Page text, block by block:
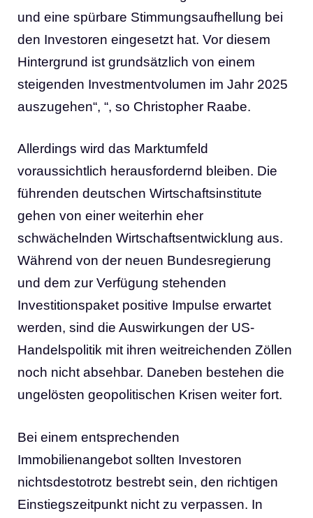
und eine spürbare Stimmungsaufhellung bei
den Investoren eingesetzt hat. Vor diesem
Hintergrund ist grundsätzlich von einem
steigenden Investmentvolumen im Jahr 2025
auszugehen“, “, so Christopher Raabe.
Allerdings wird das Marktumfeld
voraussichtlich herausfordernd bleiben. Die
führenden deutschen Wirtschaftsinstitute
gehen von einer weiterhin eher
schwächelnden Wirtschaftsentwicklung aus.
Während von der neuen Bundesregierung
und dem zur Verfügung stehenden
Investitionspaket positive Impulse erwartet
werden, sind die Auswirkungen der US-
Handelspolitik mit ihren weitreichenden Zöllen
noch nicht absehbar. Daneben bestehen die
ungelösten geopolitischen Krisen weiter fort.
Bei einem entsprechenden
Immobilienangebot sollten Investoren
nichtsdestotrotz bestrebt sein, den richtigen
Einstiegszeitpunkt nicht zu verpassen. In